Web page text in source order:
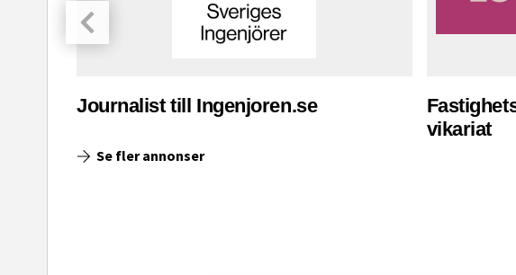
Journalist till Ingenjoren.se
vikariat
Se fler annonser